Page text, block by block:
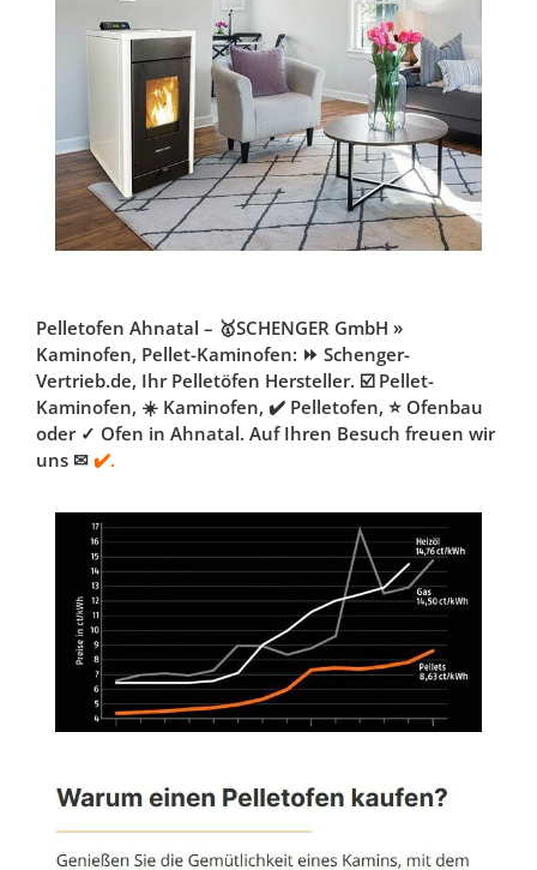
Pelletofen Ahnatal – 🥇SCHENGER GmbH »
Kaminofen, Pellet-Kaminofen: ⏩ Schenger-
Vertrieb.de, Ihr Pelletöfen Hersteller. ☑️ Pellet-
Kaminofen, ☀️ Kaminofen, ✔️ Pelletofen, ⭐ Ofenbau
oder ✓ Ofen in Ahnatal. Auf Ihren Besuch freuen wir
uns ✉ ✔️.